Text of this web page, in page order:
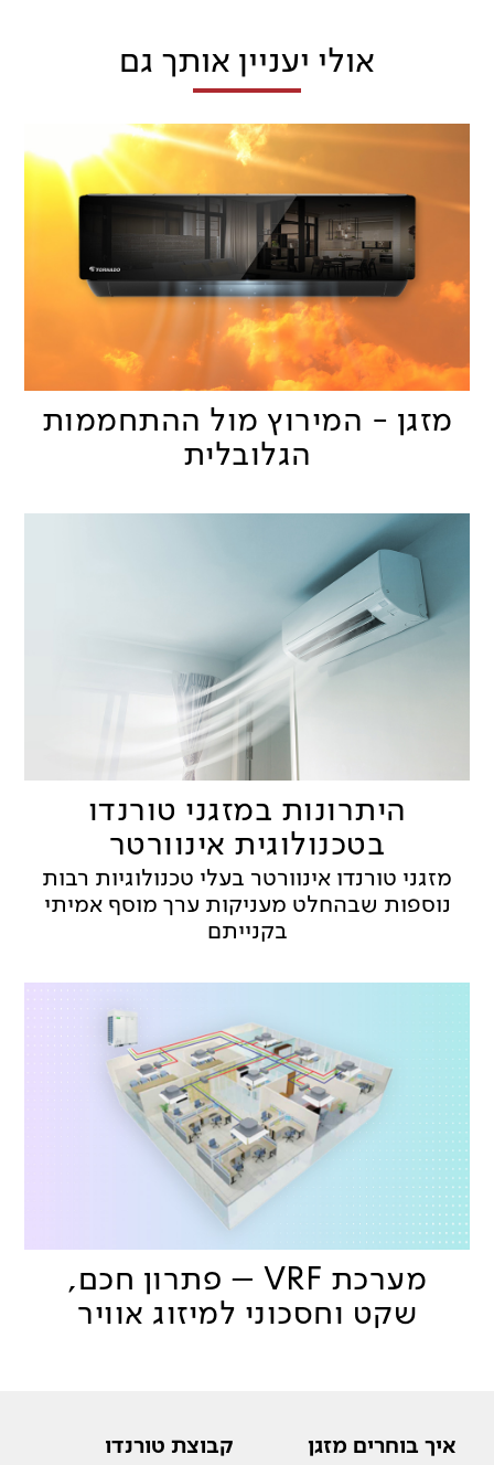
אולי יעניין אותך גם
מזגן - המירוץ מול ההתחממות
הגלובלית
היתרונות במזגני טורנדו
בטכנולוגית אינוורטר
מזגני טורנדו אינוורטר בעלי טכנולוגיות רבות
נוספות שבהחלט מעניקות ערך מוסף אמיתי
בקנייתם
מערכת VRF – פתרון חכם,
שקט וחסכוני למיזוג אוויר
איך בוחרים מזגן קבוצת טורנדו